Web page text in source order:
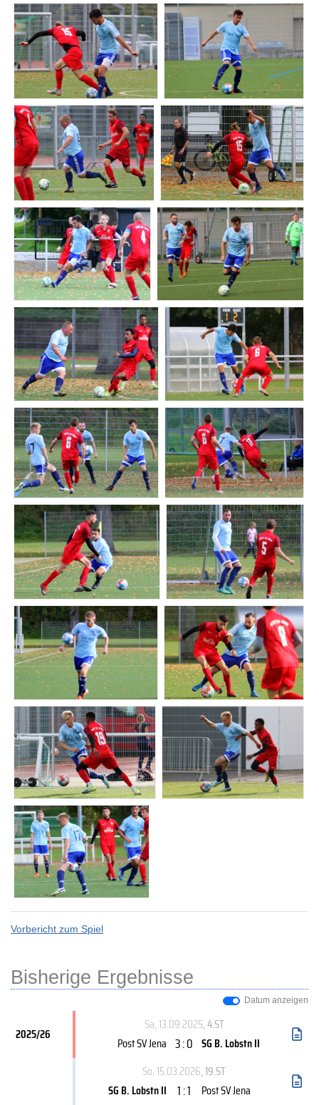
Vorbericht zum Spiel
Bisherige Ergebnisse
Datum anzeigen
2025/26
Sa, 13.09.2025, 4.ST
Post SV Jena 3 : 0 SG B. Lobstn II
So, 15.03.2026, 19.ST
SG B. Lobstn II
1 : 1 Post SV Jena